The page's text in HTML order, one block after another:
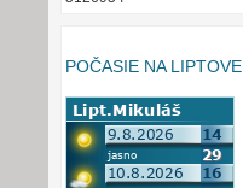
POČASIE NA LIPTOVE